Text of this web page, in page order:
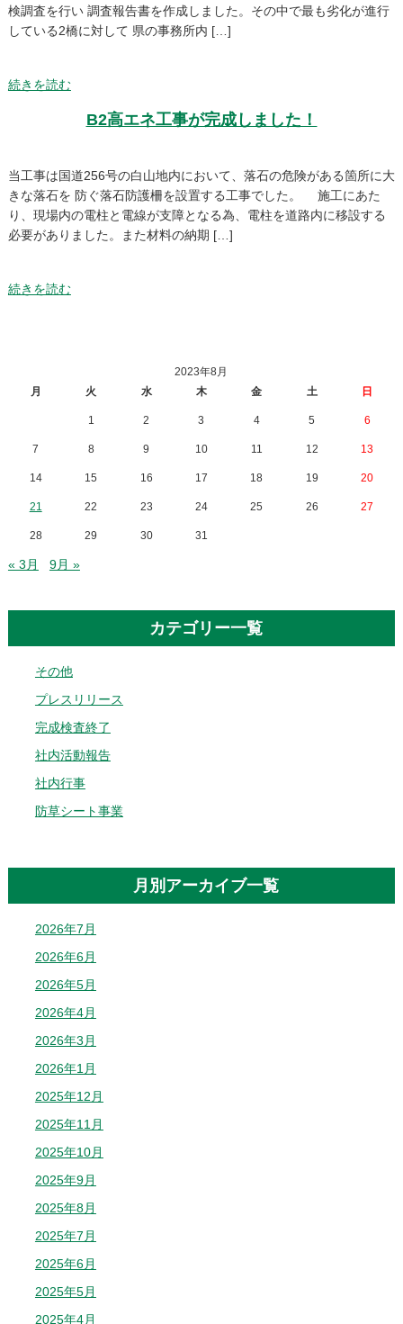
検調査を行い 調査報告書を作成しました。その中で最も劣化が進行
している2橋に対して 県の事務所内 […]
続きを読む
B2高エネ工事が完成しました！
当工事は国道256号の白山地内において、落石の危険がある箇所に大
きな落石を 防ぐ落石防護柵を設置する工事でした。 施工にあた
り、現場内の電柱と電線が支障となる為、電柱を道路内に移設する
必要がありました。また材料の納期 […]
続きを読む
2023年8月
月
火 水 木 金 土 日
1 2 3 4 5 6
7 8 9 10 11 12 13
14 15 16 17 18 19 20
21 22 23 24 25 26 27
28 29 30 31
« 3月 9月 »
カテゴリー一覧
その他
プレスリリース
完成検査終了
社内活動報告
社内行事
防草シート事業
月別アーカイブ一覧
2026年7月
2026年6月
2026年5月
2026年4月
2026年3月
2026年1月
2025年12月
2025年11月
2025年10月
2025年9月
2025年8月
2025年7月
2025年6月
2025年5月
2025年4月